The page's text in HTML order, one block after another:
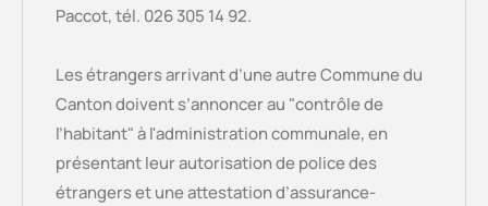
Paccot, tél. 026 305 14 92.
Les étrangers arrivant d’une autre Commune du
Canton doivent s’annoncer au "contrôle de
l’habitant" à l'administration communale, en
présentant leur autorisation de police des
étrangers et une attestation d’assurance-